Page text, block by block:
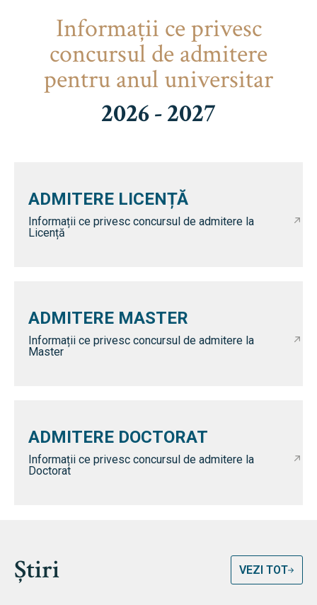
Informaţii ce privesc
concursul de admitere
pentru anul universitar
2026 - 2027
ADMITERE LICENȚĂ
Informații ce privesc concursul de admitere la
Licență
ADMITERE MASTER
Informații ce privesc concursul de admitere la
Master
ADMITERE DOCTORAT
Informații ce privesc concursul de admitere la
Doctorat
Știri VEZI TOT